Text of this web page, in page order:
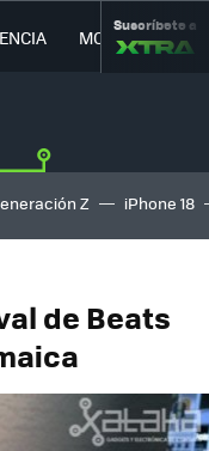
MOVILIDAD
Suscríbete a
Z iPhone 18
de Beats